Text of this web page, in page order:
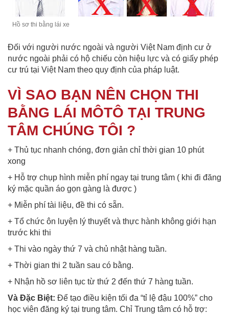
Hồ sơ thi bằng lái xe
Đối với người nước ngoài và người Việt Nam định cư ở
nước ngoài phải có hộ chiếu còn hiệu lực và có giấy phép
cư trú tại Việt Nam theo quy định của pháp luật.
VÌ SAO BẠN NÊN CHỌN THI
BẰNG LÁI MÔTÔ TẠI TRUNG
TÂM CHÚNG TÔI ?
+ Thủ tục nhanh chóng, đơn giản chỉ thời gian 10 phút
xong
+ Hỗ trợ chụp hình miễn phí ngay tại trung tâm ( khi đi đăng
ký mặc quần áo gọn gàng là được )
+ Miễn phí tài liệu, đề thi có sẵn.
+ Tổ chức ôn luyện lý thuyết và thực hành không giới hạn
trước khi thi
+ Thi vào ngày thứ 7 và chủ nhật hàng tuần.
+ Thời gian thi 2 tuần sau có bằng.
+ Nhận hồ sơ liên tục từ thứ 2 đến thứ 7 hàng tuần.
Và Đặc Biệt: Để tạo điều kiện tối đa “tỉ lệ đậu 100%” cho
học viên đăng ký tại trung tâm. Chỉ Trung tâm có hỗ trợ: